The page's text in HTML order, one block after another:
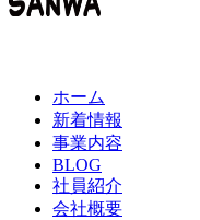
ホーム
新着情報
事業内容
BLOG
社員紹介
会社概要